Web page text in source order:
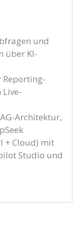
und
über KI-
Reporting-
Architektur,
+ Cloud) mit
Studio und